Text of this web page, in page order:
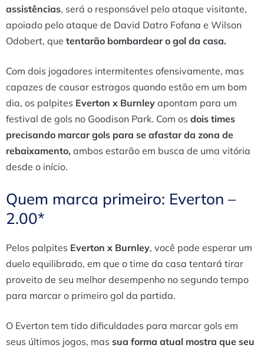
assistências, será o responsável pelo ataque visitante,
apoiado pelo ataque de David Datro Fofana e Wilson
Odobert, que tentarão bombardear o gol da casa.
Com dois jogadores intermitentes ofensivamente, mas
capazes de causar estragos quando estão em um bom
dia, os palpites Everton x Burnley apontam para um
festival de gols no Goodison Park. Com os dois times
precisando marcar gols para se afastar da zona de
rebaixamento, ambos estarão em busca de uma vitória
desde o início.
Quem marca primeiro: Everton –
2.00*
Pelos palpites Everton x Burnley, você pode esperar um
duelo equilibrado, em que o time da casa tentará tirar
proveito de seu melhor desempenho no segundo tempo
para marcar o primeiro gol da partida.
O Everton tem tido dificuldades para marcar gols em
seus últimos jogos, mas sua forma atual mostra que seu